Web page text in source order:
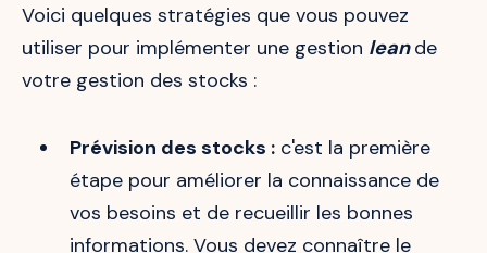
Voici quelques stratégies que vous pouvez
utiliser pour implémenter une gestion lean de
votre gestion des stocks :
Prévision des stocks : c'est la première
étape pour améliorer la connaissance de
vos besoins et de recueillir les bonnes
informations. Vous devez connaître le